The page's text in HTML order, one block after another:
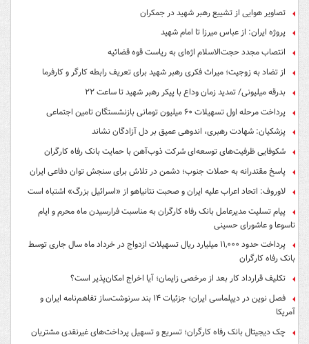
تصاویر هوایی از تشییع رهبر شهید در جمکران
پروژه ایران: از عباس میرزا تا امام شهید
انتصاب مجدد حجت‌الاسلام اژه‌ای به ریاست قوه‌ قضائیه
از تضاد به زوجیت؛ میراث فکری رهبر شهید برای تعریف رابطه کارگر و کارفرما
بدرقه میلیونی/ تمدید زمان وداع با پیکر رهبر شهید تا ساعت ۲۲
پرداخت مرحله اول تسهیلات ۶۰ میلیون تومانی بازنشستگان تامین اجتماعی
پزشکیان: شهادت رهبری، اندوهی عمیق بر دل آزادگان نشاند
شکوفایی ظرفیت‌های توسعه‌ای شرکت ذوب‌آهن با حمایت‌ بانک رفاه کارگران
پاسخ مقتدرانه به حملات جنوب؛ دشمن در تلاش برای سنجش توان دفاعی ایران
لاوروف: اتحاد اعراب علیه ایران و صحبت نتانیاهو از «اسرائیل بزرگ» اشتباه است
پیام تسلیت مدیرعامل بانک رفاه کارگران به مناسبت فرارسیدن ماه محرم و ایام
تاسوعا و عاشورای حسینی
پرداخت حدود ۱۱,۰۰۰ میلیارد ریال تسهیلات ازدواج در خرداد ماه سال جاری توسط
بانک رفاه کارگران
تکلیف قرارداد کار بعد از مرخصی زایمان؛ آیا اخراج امکان‌پذیر است؟
فصل نوین در دیپلماسی ایران؛ جزئیات ۱۴ بند سرنوشت‌ساز تفاهم‌نامه ایران و
آمریکا
چک دیجیتال بانک رفاه کارگران؛ تسریع و تسهیل پرداخت‌های غیرنقدی مشتریان